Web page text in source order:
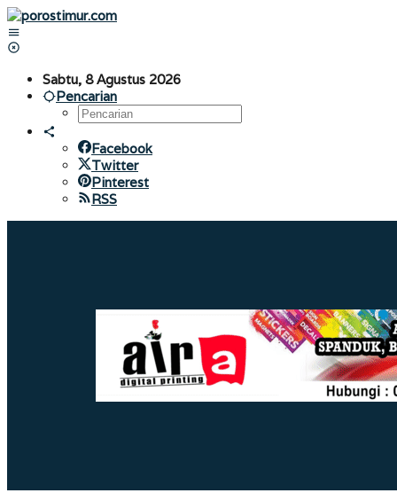
Lewati
ke
konten
Sabtu, 8 Agustus 2026
Pencarian
Facebook
Twitter
Pinterest
RSS